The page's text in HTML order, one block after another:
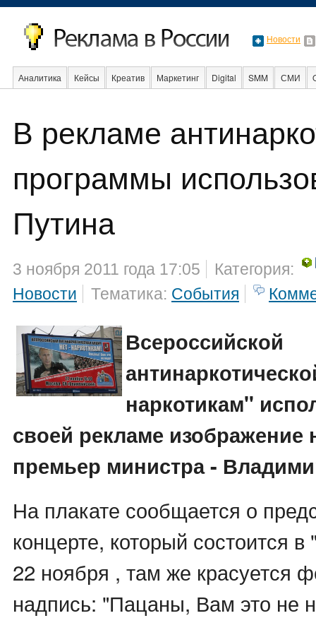
Новости
Аналитика Кейсы Креатив Маркетинг Digital SMM СМИ
В рекламе
программы
Путина
3 ноября 2011 года 17:05
Категория:
Новости
Тематика: События
Всероссийской
наркотикам"
своей рекламе
премьер министра -
На плакате сообщается о
концерте, который состоится
22 ноября , там же красуется
надпись: "Пацаны, Вам это не